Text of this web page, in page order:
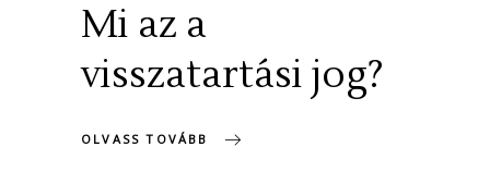
Mi az a
visszatartási jog?
OLVASS TOVÁBB